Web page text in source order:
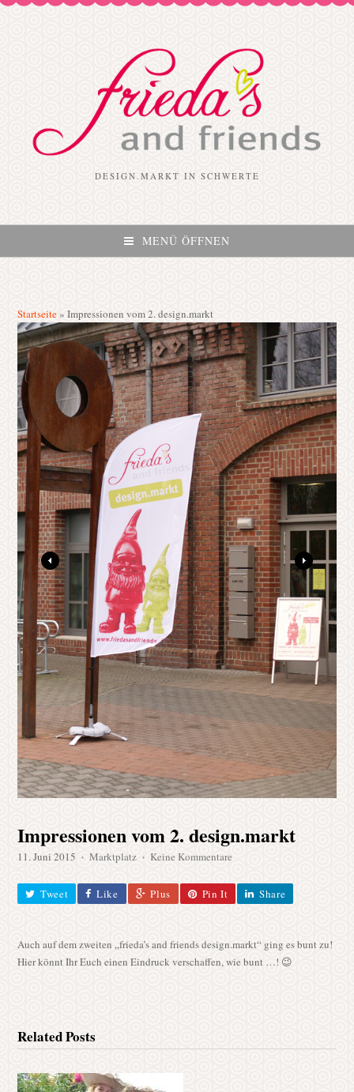
DESIGN.MARKT IN SCHWERTE
MENÜ ÖFFNEN
Startseite»Impressionen vom 2. design.markt
Impressionen vom 2. design.markt
11. Juni 2015 ♦ Marktplatz ♦ Keine Kommentare
vom
2.
Tweet Like Plus Pin It Share
Auch auf dem zweiten „frieda’s and friends design.markt“ ging es bunt zu!
Hier könnt Ihr Euch einen Eindruck verschaffen, wie bunt …! 😉
Related Posts